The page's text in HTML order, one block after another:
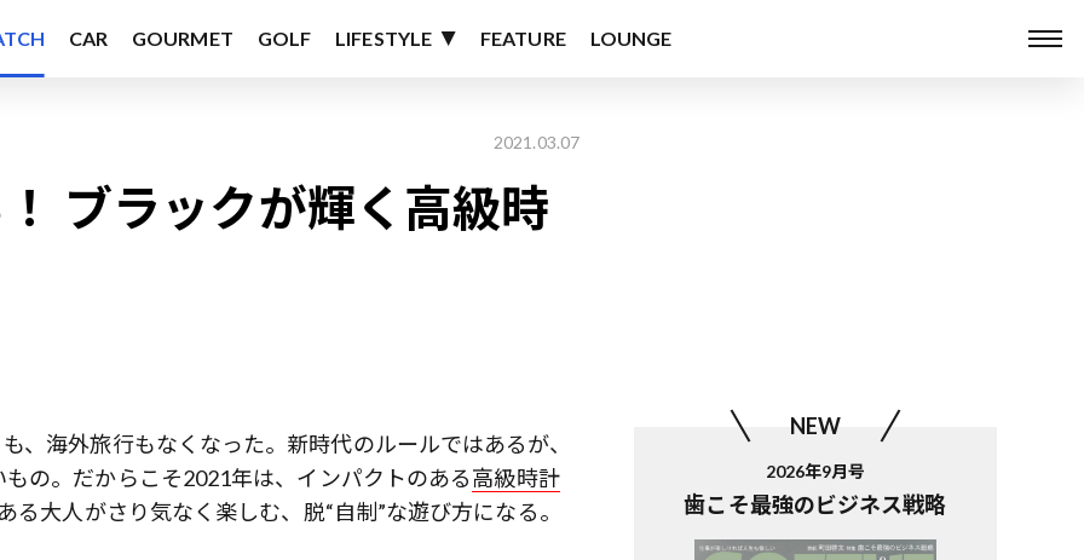
CAR GOURMET GOLF LIFESTYLE FEATURE LOUNGE
2021.03.07
ブラックが輝く高級時
、海外旅行もなくなった。新時代のルールではあるが、
の。だからこそ2021年は、インパクトのある高級時計
大人がさり気なく楽しむ、脱“自制”な遊び方になる。
NEW
2026年9月号
歯こそ最強のビジネス戦略